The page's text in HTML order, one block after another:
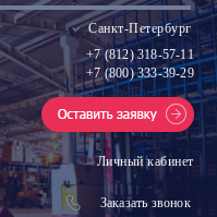
Санкт-Петербург
Заказать звонок
+7 (812) 318-57-11
+7 (800) 333-39-29
Личный кабинет